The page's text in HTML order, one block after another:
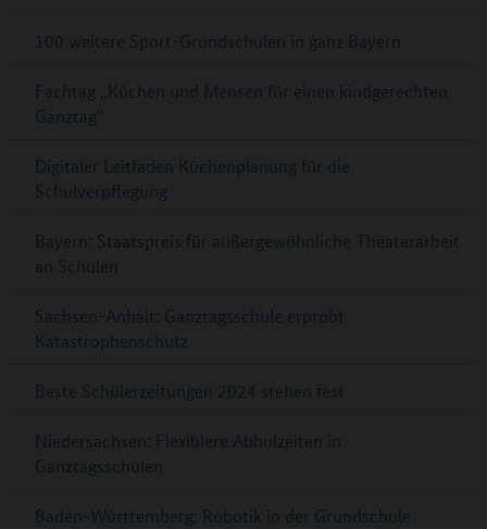
100 weitere Sport-Grundschulen in ganz Bayern
Fachtag „Küchen und Mensen für einen kindgerechten
Ganztag“
Digitaler Leitfaden Küchenplanung für die
Schulverpflegung
Bayern: Staatspreis für außergewöhnliche Theaterarbeit
an Schulen
Sachsen-Anhalt: Ganztagsschule erprobt
Katastrophenschutz
Beste Schülerzeitungen 2024 stehen fest
Niedersachsen: Flexiblere Abholzeiten in
Ganztagsschulen
Baden-Württemberg: Robotik in der Grundschule